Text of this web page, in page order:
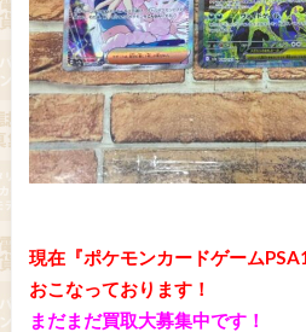
現在『ポケモンカードゲーム
おこなっております！
まだまだ買取大募集中です！